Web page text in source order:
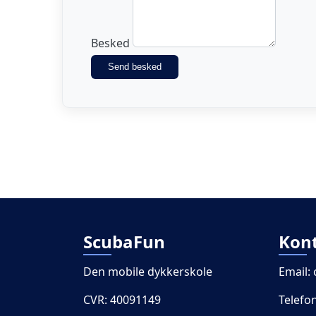
Besked
Send besked
ScubaFun
Den mobile dykkerskole
CVR: 40091149
Email: